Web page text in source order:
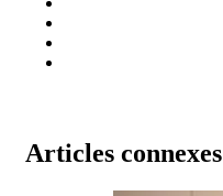
Articles connexes